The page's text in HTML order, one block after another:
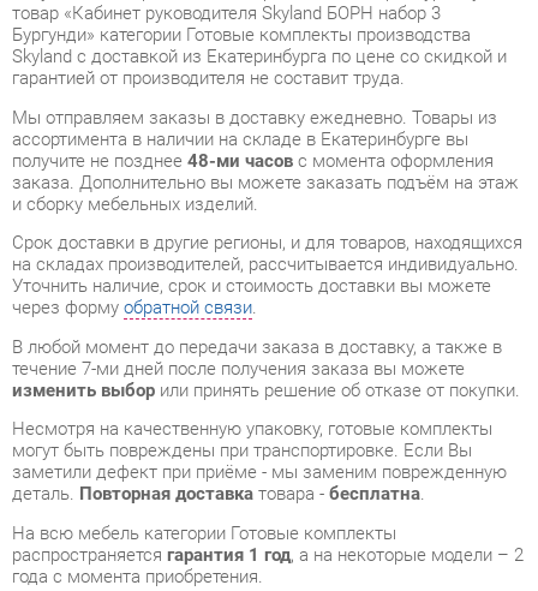
Мы отправляем заказы в доставку ежедневно. Товары из
ассортимента в наличии на складе в Екатеринбурге вы
получите не позднее 48-ми часовс момента оформления
заказа. Дополнительно вы можете заказать подъём на этаж
и сборку мебельных изделий.
Срок доставки в другие регионы, и для товаров, находящихся
на складах производителей, рассчитывается индивидуально.
Уточнить наличие, срок и стоимость доставки вы можете
через формуобратной связи.
В любой момент до передачи заказа в доставку, а также в
течение 7-ми дней после получения заказа вы можете
изменить выборили принять решение об отказе от покупки.
Несмотря на качественную упаковку, готовые комплекты
могут быть повреждены при транспортировке. Если Вы
заметили дефект при приёме - мы заменим поврежденную
деталь.Повторная доставкатовара -бесплатна.
На всю мебель категории Готовые комплекты
распространяетсягарантия 1 год, а на некоторые модели – 2
года с момента приобретения.
Кабинет руководителя Skyland БОРН набор 3 Бургунди
качественное изделие производства
соответствующее современному государственному
стандарту.